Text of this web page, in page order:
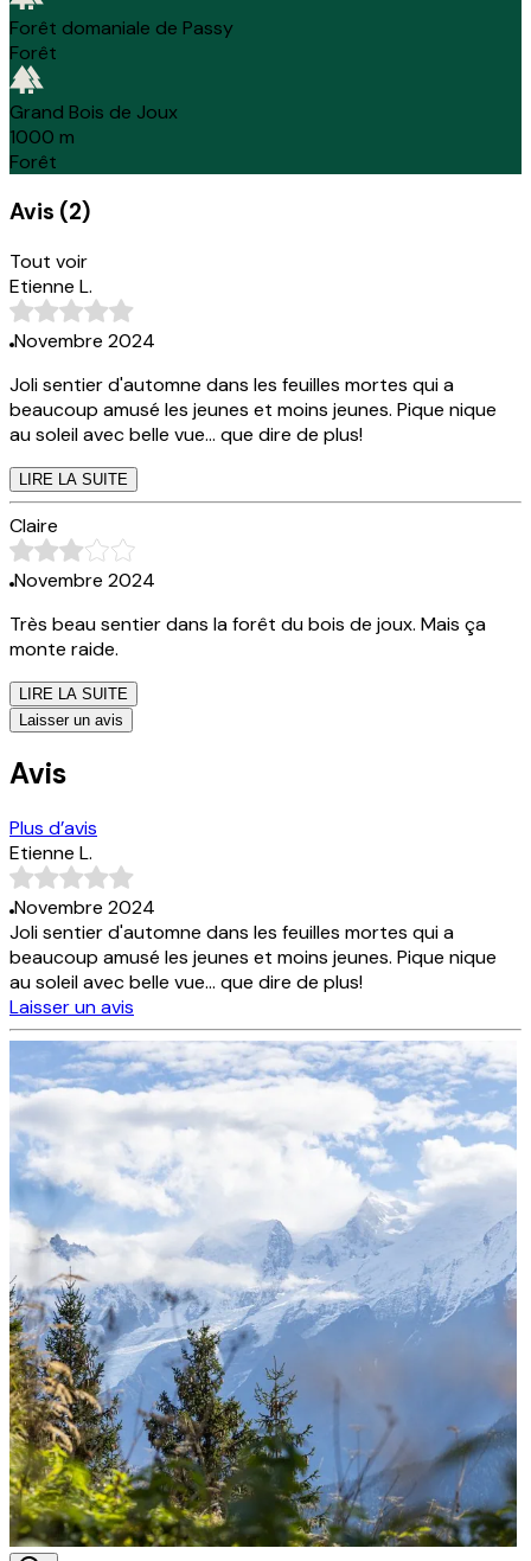
Forêt domaniale de Passy
Forêt
Grand Bois de Joux
1000 m
Forêt
Avis (2)
Tout voir
Etienne L.
Novembre 2024
Joli sentier d'automne dans les feuilles mortes qui a
beaucoup amusé les jeunes et moins jeunes. Pique nique
au soleil avec belle vue... que dire de plus!
LIRE LA SUITE
Claire
Novembre 2024
Très beau sentier dans la forêt du bois de joux. Mais ça
monte raide.
LIRE LA SUITE
Laisser un avis
Avis
Plus d’avis
Etienne L.
Novembre 2024
Joli sentier d'automne dans les feuilles mortes qui a
beaucoup amusé les jeunes et moins jeunes. Pique nique
au soleil avec belle vue... que dire de plus!
Laisser un avis